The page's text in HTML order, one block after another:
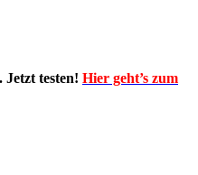
testen! Hier geht’s zum